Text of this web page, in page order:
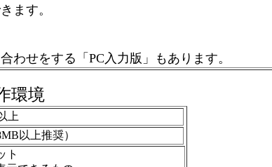
ます。
わせをする「PC入力版」もあります。
環境
上
以上推奨）
ト